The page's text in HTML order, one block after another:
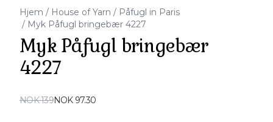
Hjem / House of Yarn / Påfugl in Paris
/ Myk Påfugl bringebær 4227
Myk Påfugl bringebær
4227
NOK 139NOK 97.30